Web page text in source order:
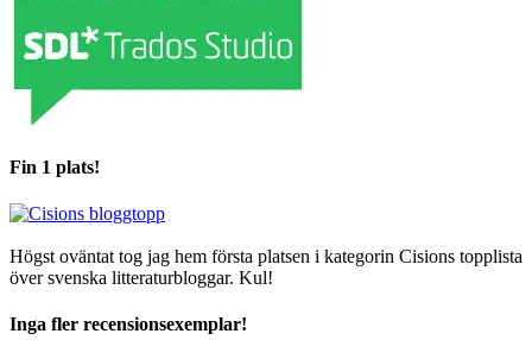
Fin 1 plats!
Högst oväntat tog jag hem första platsen i kategorin Cisions topplista
över svenska litteraturbloggar. Kul!
Inga fler recensionsexemplar!